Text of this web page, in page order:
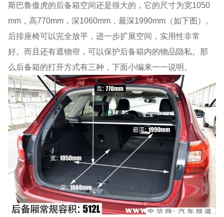
斯巴鲁傲虎的后备箱空间还是很大的，它的尺寸为宽1050
mm，高770mm，深1060mm，最深1990mm（如下图）。
后排座椅可以完全放平，进一步扩展空间，实用性非常
好。而且还有遮物帘，可以保护后备箱内的物品隐私。那
么后备箱的打开方式有三种，下面小编来一一说明。